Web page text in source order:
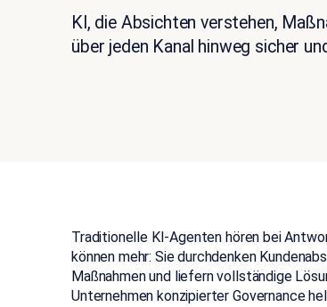
KI, die Absichten verstehen,
über jeden Kanal hinweg sicher
Traditionelle KI-Agenten hören bei
können mehr: Siedurchdenken
Maßnahmenundliefern vollständige
Unternehmen konzipierter Governance